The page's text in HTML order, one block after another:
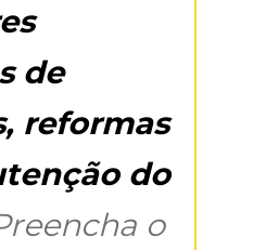
de
reformas
do
o